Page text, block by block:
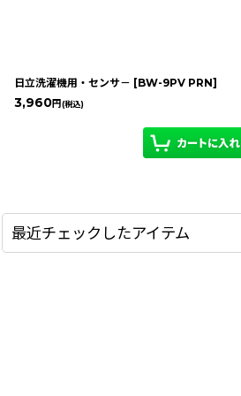
日立洗濯機用・センサ－ [BW-9PV PRN]
3,960円(税込)
最近チェックしたアイテム